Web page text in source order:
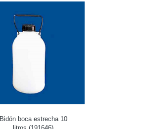
Bidón boca estrecha 10